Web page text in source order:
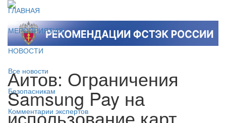
ГЛАВНАЯ
МЕРОПРИЯТИЯ
НОВОСТИ
Все новости
Безопасникам
Комментарии экспертов
Аитов: Ограничения
Samsung Pay на
использование карт